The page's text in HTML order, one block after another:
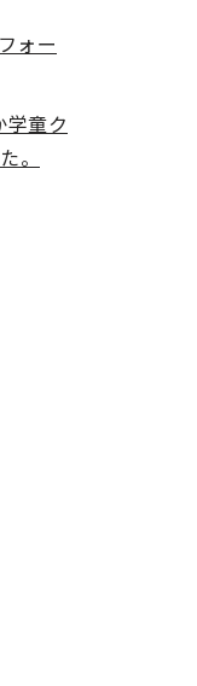
ォー
学童ク
。